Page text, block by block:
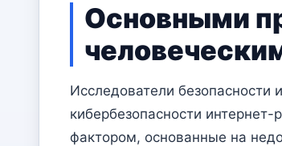
Основными
Исследователи безопасности
кибербезопасности
фактором, основанные на